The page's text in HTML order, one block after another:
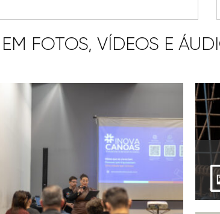
FOTOS, VÍDEOS E